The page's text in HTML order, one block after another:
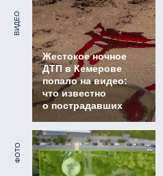
ВИДЕО
Жестокое ночное
ДТП в Кемерове
попало на видео:
что известно
о пострадавших
ФОТО